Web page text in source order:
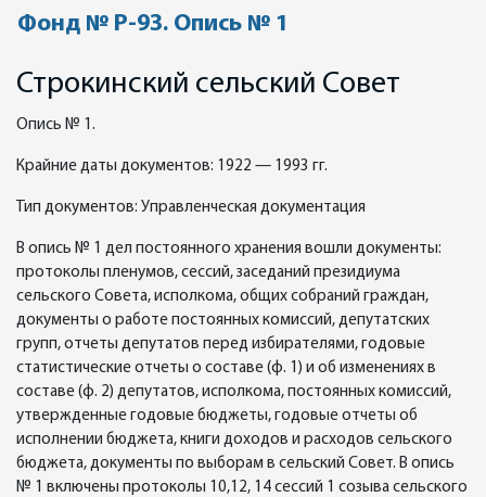
Фонд № Р-93. Опись № 1
Строкинский сельский Совет
Опись № 1.
Крайние даты документов: 1922 — 1993 гг.
Тип документов: Управленческая документация
В опись № 1 дел постоянного хранения вошли документы:
протоколы пленумов, сессий, заседаний президиума
сельского Совета, исполкома, общих собраний граждан,
документы о работе постоянных комиссий, депутатских
групп, отчеты депутатов перед избирателями, годовые
статистические отчеты о составе (ф. 1) и об изменениях в
составе (ф. 2) депутатов, исполкома, постоянных комиссий,
утвержденные годовые бюджеты, годовые отчеты об
исполнении бюджета, книги доходов и расходов сельского
бюджета, документы по выборам в сельский Совет. В опись
№ 1 включены протоколы 10,12, 14 сессий 1 созыва сельского